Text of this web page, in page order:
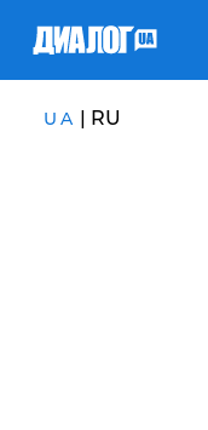
UA | RU